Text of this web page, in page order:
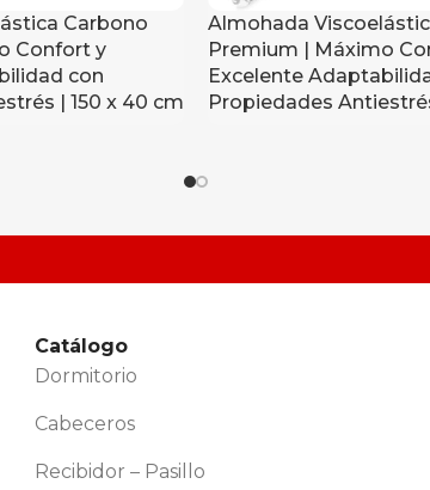
Carbono
Confort y
con
| 150 x 40 cm
Almohada
Premium | Máximo
Excelente
Propiedades
Catálogo
Dormitorio
Cabeceros
Recibidor – Pasillo